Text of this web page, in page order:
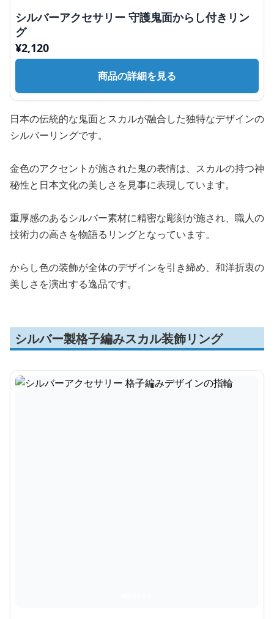
シルバーアクセサリー 守護鬼面からし付きリン
グ
¥2,120
商品の詳細を見る
日本の伝統的な鬼面とスカルが融合した独特なデザインの
シルバーリングです。
金色のアクセントが施された鬼の表情は、スカルの持つ神
秘性と日本文化の美しさを見事に表現しています。
重厚感のあるシルバー素材に精密な彫刻が施され、職人の
技術力の高さを物語るリングとなっています。
からし色の装飾が全体のデザインを引き締め、和洋折衷の
美しさを演出する逸品です。
シルバー製格子編みスカル装飾リング